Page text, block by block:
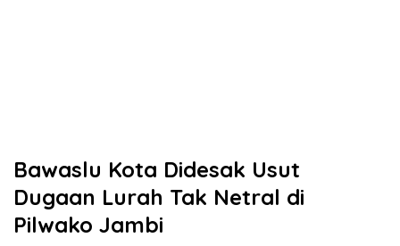
Bawaslu Kota Didesak Usut
Dugaan Lurah Tak Netral di
Pilwako Jambi